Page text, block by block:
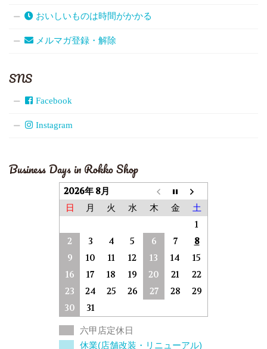
おいしいものは時間がかかる
メルマガ登録・解除
SNS
Facebook
Instagram
Business Days in Rokko Shop
2026年 8月
日 月 火 水 木 金 土
1
2
3 4 5 6 7
8
9
10 11 12 13 14
15
16
17 18 19 20 21
22
23
24 25 26 27 28
29
30
31
六甲店定休日
休業(店舗改装・リニューアル)